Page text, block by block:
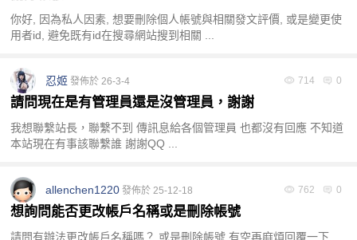
你好, 因為私人因素, 想要刪除個人帳號與相關發文評價, 或是變更使
用者id, 避免既有id在搜尋網站搜到相關 ...
714 0
忍姬 發佈於 26-3-4
請問現在是有管理員還是沒管理員，謝謝
我想聯繫站長，聯繫不到 傳訊息給各個管理員 也都沒有回應 不知道
本站現在有事該聯繫誰 謝謝QQ ...
762 0
allenchen1220 發佈於 25-12-18
想詢問能否更改帳戶名稱或是刪除帳號
請問有辦法更改帳戶名稱嗎？ 或是刪除帳號 有空再麻煩回覆一下